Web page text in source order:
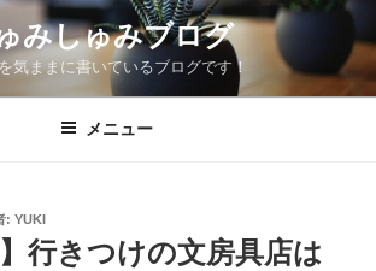
みしゅみブログ
気ままに書いているブログです！
メニュー
: YUKI
】行きつけの文房具店は